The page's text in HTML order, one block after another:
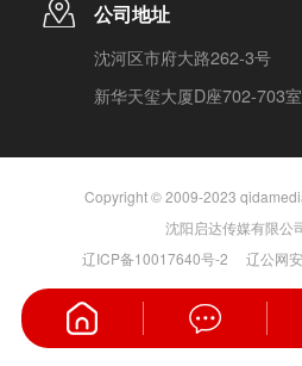
公司地址
沈河区市府大路262-3号
新华天玺大厦D座702-703室
Copyright © 2009-2023
沈阳启达传媒有限公
辽ICP备10017640号-2 辽公网